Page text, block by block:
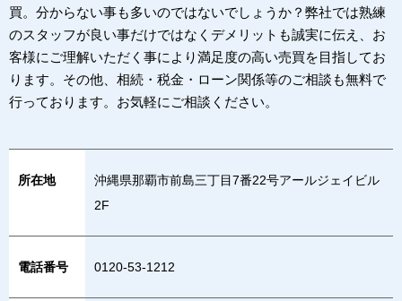
買。分からない事も多いのではないでしょうか？弊社では熟練
のスタッフが良い事だけではなくデメリットも誠実に伝え、お
客様にご理解いただく事により満足度の高い売買を目指してお
ります。その他、相続・税金・ローン関係等のご相談も無料で
行っております。お気軽にご相談ください。
所在地
沖縄県那覇市前島三丁目7番22号アールジェイビル
2F
電話番号 0120-53-1212